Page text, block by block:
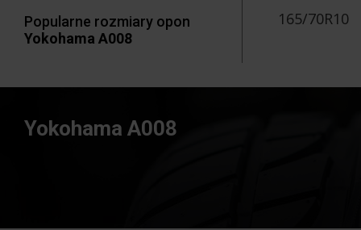
Popularne rozmiary opon
Yokohama A008
165/70R10
Yokohama A008